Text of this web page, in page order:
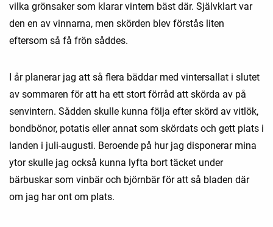
vilka grönsaker som klarar vintern bäst där. Självklart var
den en av vinnarna, men skörden blev förstås liten
eftersom så få frön såddes.
I år planerar jag att så flera bäddar med vintersallat i slutet
av sommaren för att ha ett stort förråd att skörda av på
senvintern. Sådden skulle kunna följa efter skörd av vitlök,
bondbönor, potatis eller annat som skördats och gett plats i
landen i juli-augusti. Beroende på hur jag disponerar mina
ytor skulle jag också kunna lyfta bort täcket under
bärbuskar som vinbär och björnbär för att så bladen där
om jag har ont om plats.